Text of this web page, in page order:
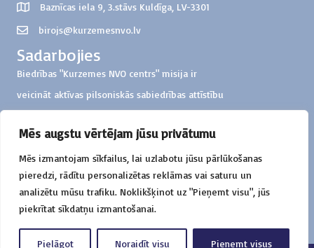
Mēs augstu vērtējam jūsu privātumu
Mēs izmantojam sīkfailus, lai uzlabotu jūsu pārlūkošanas
pieredzi, rādītu personalizētas reklāmas vai saturu un
analizētu mūsu trafiku. Noklikšķinot uz "Pieņemt visu", jūs
piekrītat sīkdatņu izmantošanai.
Pielāgot Noraidīt visu Pieņemt visus
Baznīcas iela 9, 3.stāvs Kuldīga, LV-3301
birojs@kurzemesnvo.lv
Sadarbojies
Biedrības "Kurzemes NVO centrs" misija ir
veicināt aktīvas pilsoniskās sabiedrības attīstību
Ziedo
Biedrība "Kurzemes NVO centrs"
Konts: LV57HABA0551000326851
Mērķis: ziedojums darbības atbalstam